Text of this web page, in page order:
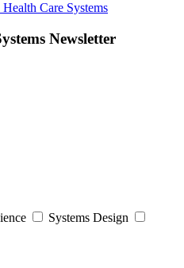
Care Systems
Newsletter
Systems Design